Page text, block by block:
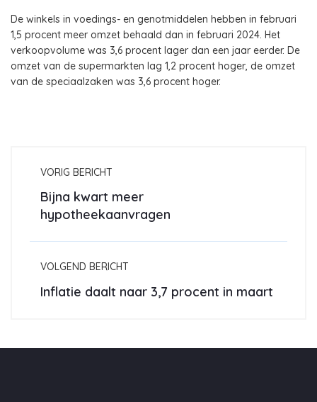
De winkels in voedings- en genotmiddelen hebben in februari
1,5 procent meer omzet behaald dan in februari 2024. Het
verkoopvolume was 3,6 procent lager dan een jaar eerder. De
omzet van de supermarkten lag 1,2 procent hoger, de omzet
van de speciaalzaken was 3,6 procent hoger.
VORIG BERICHT
Bijna kwart meer
hypotheekaanvragen
VOLGEND BERICHT
Inflatie daalt naar 3,7 procent in maart